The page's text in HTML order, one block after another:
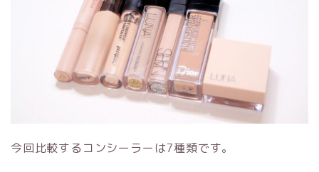
今回比較するコンシーラーは7種類です。